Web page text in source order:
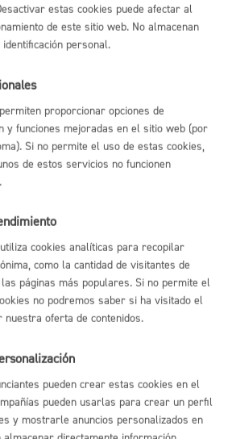
ONLINE
PRESENCIAL
MÁQUINA
Volver atrás
/ San Sebastián)
en la web
estas cookies puede afectar al
de este sitio web. No almacenan
personal.
proporcionar opciones de
y funciones mejoradas en el sitio web (por
Si no permite el uso de estas cookies,
de estos servicios no funcionen
cookies analíticas para recopilar
como la cantidad de visitantes de
páginas más populares. Si no permite el
no podremos saber si ha visitado el
oferta de contenidos.
pueden crear estas cookies en el
pueden usarlas para crear un perfil
y mostrarle anuncios personalizados en